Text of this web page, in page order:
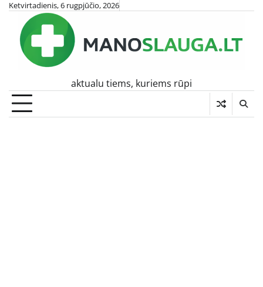
Skip
content
Ketvirtadienis, 6 rugpjūčio, 2026
aktualu tiems, kuriems rūpi